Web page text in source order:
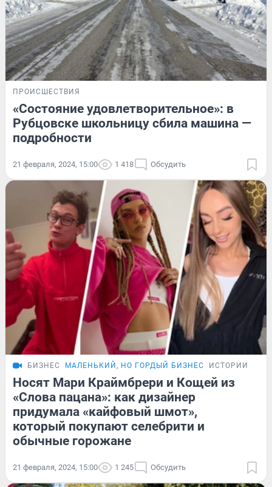
ПРОИСШЕСТВИЯ
«Состояние удовлетворительное»: в
Рубцовске школьницу сбила машина —
подробности
21 февраля, 2024, 15:00 1 418 Обсудить
БИЗНЕС МАЛЕНЬКИЙ, НО ГОРДЫЙ БИЗНЕС ИСТОРИИ
Носят Мари Краймбрери и Кощей из
«Слова пацана»: как дизайнер
придумала «кайфовый шмот»,
который покупают селебрити и
обычные горожане
21 февраля, 2024, 15:00 1 245 Обсудить